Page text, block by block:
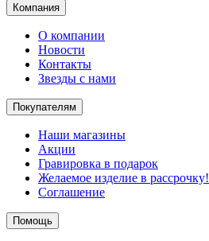
Компания
О компании
Новости
Контакты
Звезды с нами
Покупателям
Наши магазины
Акции
Гравировка в подарок
Желаемое изделие в рассрочку!
Соглашение
Помощь